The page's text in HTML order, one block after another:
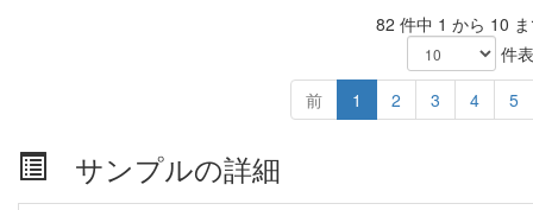
82 件中 1 から 10
件
前
1 2 3 4 5
サンプルの詳細